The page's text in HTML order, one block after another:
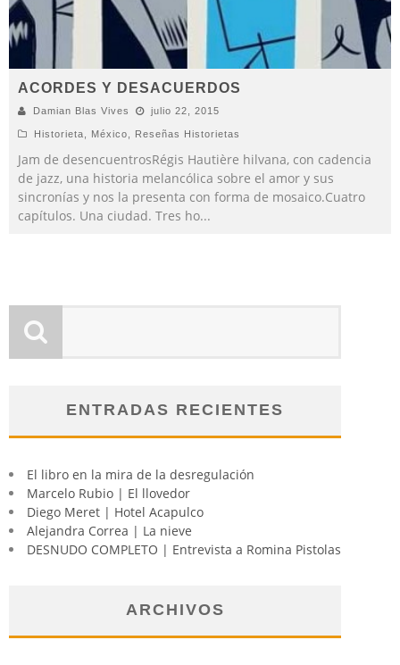
ACORDES Y DESACUERDOS
Damian Blas Vives julio 22, 2015
Historieta México Reseñas Historietas
Jam de desencuentrosRégis Hautière hilvana, con cadencia
de jazz, una historia melancólica sobre el amor y sus
sincronías y nos la presenta con forma de mosaico.Cuatro
capítulos. Una ciudad. Tres ho...
ENTRADAS RECIENTES
El libro en la mira de la desregulación
Marcelo Rubio | El llovedor
Diego Meret | Hotel Acapulco
Alejandra Correa | La nieve
DESNUDO COMPLETO | Entrevista a Romina Pistolas
ARCHIVOS